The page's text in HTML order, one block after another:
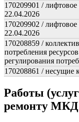
170209901 /
22.04.2026
170209902 /
22.04.2026
170208859 /
потребления
регулирования
170208861 / несущие
Работы
ремонту МКД